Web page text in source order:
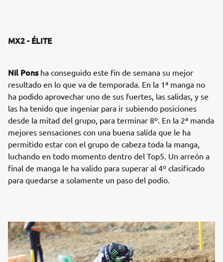
MX2 - ÉLITE
Nil Pons ha conseguido este fin de semana su mejor
resultado en lo que va de temporada. En la 1ª manga no
ha podido aprovechar uno de sus fuertes, las salidas, y se
las ha tenido que ingeniar para ir subiendo posiciones
desde la mitad del grupo, para terminar 8º. En la 2ª manda
mejores sensaciones con una buena salida que le ha
permitido estar con el grupo de cabeza toda la manga,
luchando en todo momento dentro del Top5. Un arreón a
final de manga le ha valido para superar al 4º clasificado
para quedarse a solamente un paso del podio.